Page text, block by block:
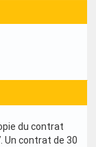
du contrat
Un contrat de 30